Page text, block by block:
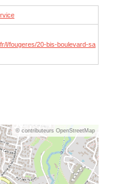
l/fougeres/20-bis-boulevard-sa
© contributeurs OpenStreetMap